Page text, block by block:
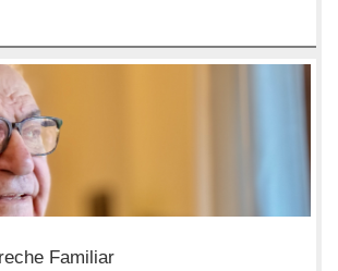
Familiar